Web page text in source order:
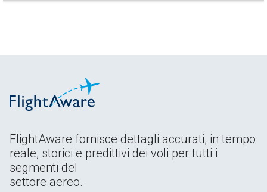
FlightAware fornisce dettagli accurati, in tempo
reale, storici e predittivi dei voli per tutti i
segmenti del
settore aereo.